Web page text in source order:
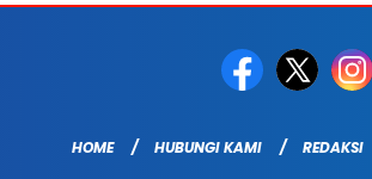
HOME HUBUNGI KAMI REDAKSI